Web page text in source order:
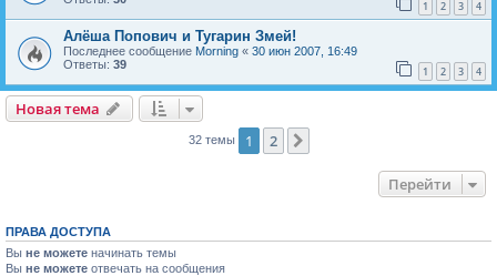
1 2 3 4
Алёша Попович и Тугарин Змей!
Последнее сообщение Morning « 30 июн 2007, 16:49
Ответы: 39 1 2 3 4
Новая тема
Новаятема
32 темы 1 2
Перейти
ПРАВА ДОСТУПА
Вы не можете начинать темы
Вы не можете отвечать на сообщения